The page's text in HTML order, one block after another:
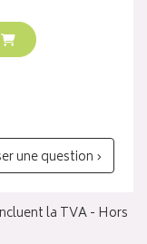
une question ›
la TVA - Hors